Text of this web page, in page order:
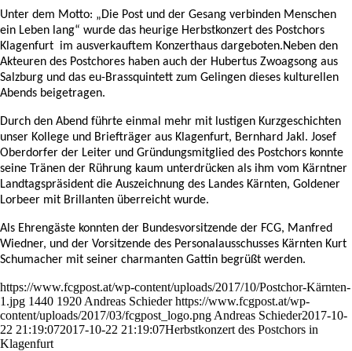
Unter dem Motto: „Die Post und der Gesang verbinden Menschen
ein Leben lang“ wurde das heurige Herbstkonzert des Postchors
Klagenfurt im ausverkauftem Konzerthaus dargeboten.Neben den
Akteuren des Postchores haben auch der Hubertus Zwoagsong aus
Salzburg und das eu-Brassquintett zum Gelingen dieses kulturellen
Abends beigetragen.
Durch den Abend führte einmal mehr mit lustigen Kurzgeschichten
unser Kollege und Briefträger aus Klagenfurt, Bernhard Jakl. Josef
Oberdorfer der Leiter und Gründungsmitglied des Postchors konnte
seine Tränen der Rührung kaum unterdrücken als ihm vom Kärntner
Landtagspräsident die Auszeichnung des Landes Kärnten, Goldener
Lorbeer mit Brillanten überreicht wurde.
Als Ehrengäste konnten der Bundesvorsitzende der FCG, Manfred
Wiedner, und der Vorsitzende des Personalausschusses Kärnten Kurt
Schumacher mit seiner charmanten Gattin begrüßt werden.
https://www.fcgpost.at/wp-content/uploads/2017/10/Postchor-Kärnten-
1.jpg 1440 1920 Andreas Schieder https://www.fcgpost.at/wp-
content/uploads/2017/03/fcgpost_logo.png Andreas Schieder2017-10-
22 21:19:072017-10-22 21:19:07Herbstkonzert des Postchors in
Klagenfurt